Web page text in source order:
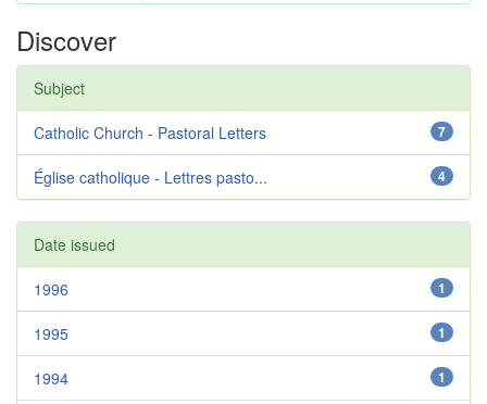
Discover
Subject
7
Catholic Church - Pastoral Letters
4
Église catholique - Lettres pasto...
Date issued
1
1996
1
1995
1
1994